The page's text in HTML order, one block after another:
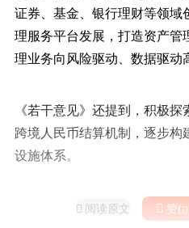
证券、基金、银行理财等领域
理服务平台发展，打造资产管
理业务向风险驱动、数据驱动
《若干意见》还提到，积极
跨境人民币结算机制，逐步
设施体系。
 阅读原文  赞(